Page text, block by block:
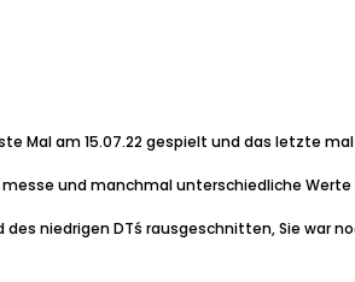
Mal am 15.07.22 gespielt und das letzte mal
und manchmal unterschiedliche
des niedrigen DTś rausgeschnitten, Sie war